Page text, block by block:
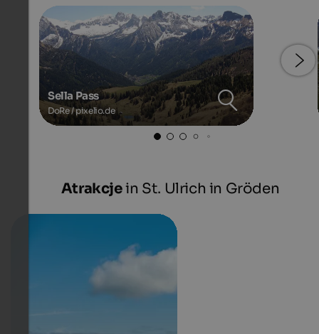
Sella Pass
DoRe / pixelio.de
Atrakcjein St. Ulrich in Gröden